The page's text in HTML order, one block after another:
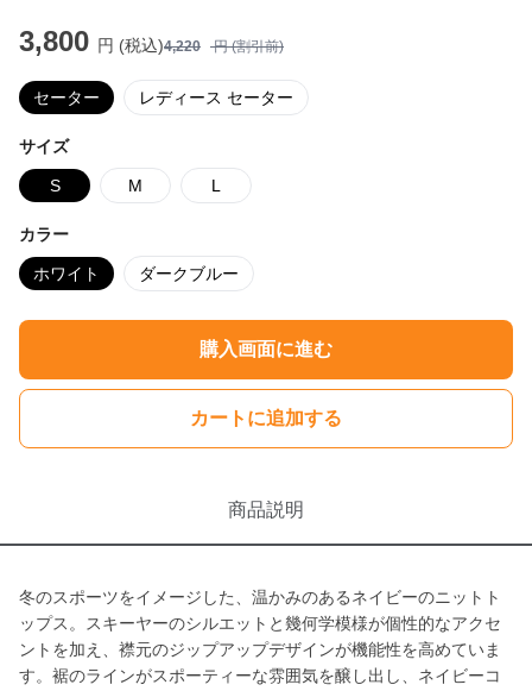
3,800 円 (税込)4,220 円 (割引前)
セーター レディース セーター
サイズ
S M L
カラー
ホワイト ダークブルー
購入画面に進む
カートに追加する
商品説明
冬のスポーツをイメージした、温かみのあるネイビーのニットト
ップス。スキーヤーのシルエットと幾何学模様が個性的なアクセ
ントを加え、襟元のジップアップデザインが機能性を高めていま
す。裾のラインがスポーティーな雰囲気を醸し出し、ネイビーコ